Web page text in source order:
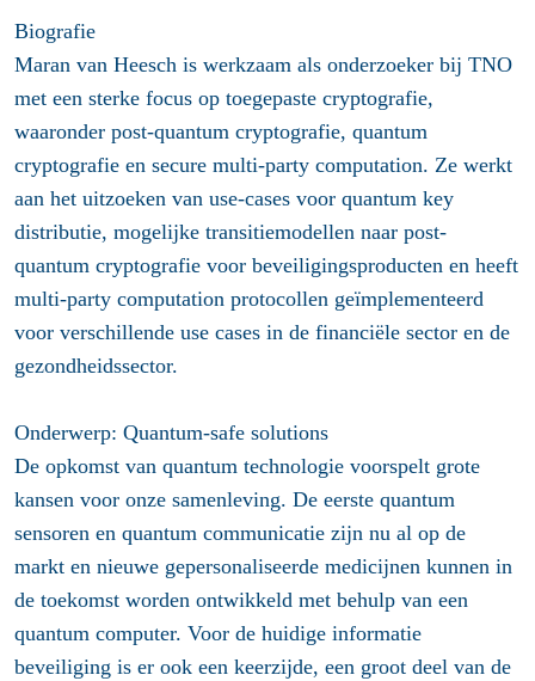
Biografie
Maran van Heesch is werkzaam als onderzoeker bij TNO
met een sterke focus op toegepaste cryptografie,
waaronder post-quantum cryptografie, quantum
cryptografie en secure multi-party computation. Ze werkt
aan het uitzoeken van use-cases voor quantum key
distributie, mogelijke transitiemodellen naar post-
quantum cryptografie voor beveiligingsproducten en heeft
multi-party computation protocollen geïmplementeerd
voor verschillende use cases in de financiële sector en de
gezondheidssector.
Onderwerp: Quantum-safe solutions
De opkomst van quantum technologie voorspelt grote
kansen voor onze samenleving. De eerste quantum
sensoren en quantum communicatie zijn nu al op de
markt en nieuwe gepersonaliseerde medicijnen kunnen in
de toekomst worden ontwikkeld met behulp van een
quantum computer. Voor de huidige informatie
beveiliging is er ook een keerzijde, een groot deel van de